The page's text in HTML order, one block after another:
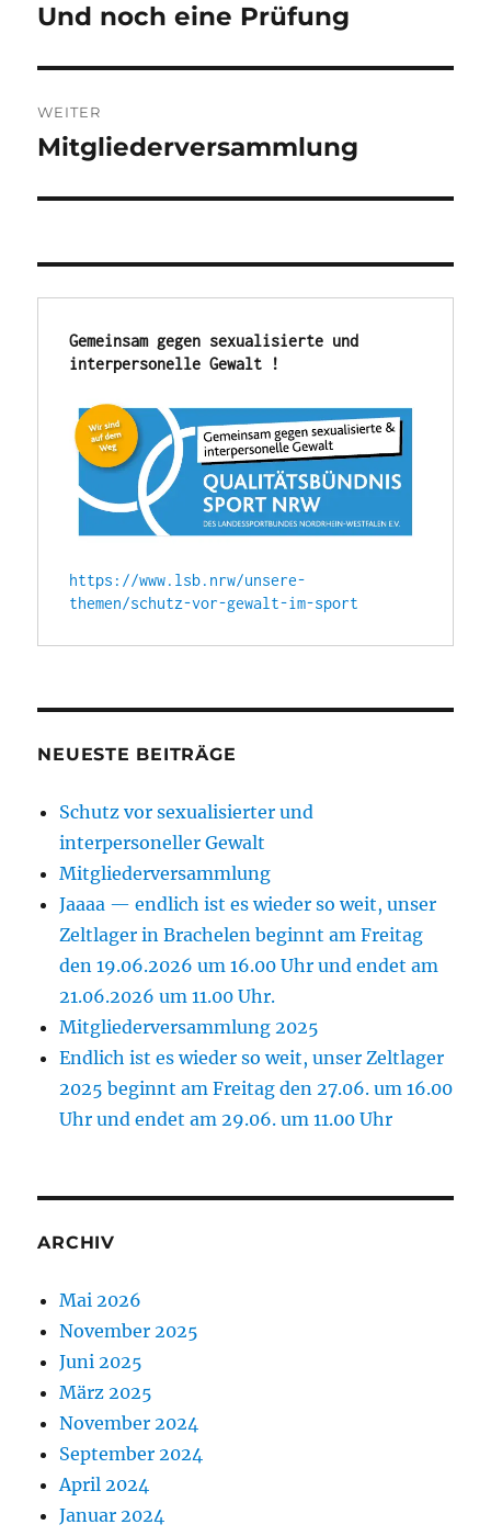
Vorheriger
Und noch eine Prüfung
WEITER
Nächster
Mitgliederversammlung
Gemeinsam gegen sexualisierte und
interpersonelle Gewalt !
https://www.lsb.nrw/unsere-
themen/schutz-vor-gewalt-im-sport
NEUESTE BEITRÄGE
Schutz vor sexualisierter und
interpersoneller Gewalt
Mitgliederversammlung
Jaaaa — endlich ist es wieder so weit, unser
Zeltlager in Brachelen beginnt am Freitag
den 19.06.2026 um 16.00 Uhr und endet am
21.06.2026 um 11.00 Uhr.
Mitgliederversammlung 2025
Endlich ist es wieder so weit, unser Zeltlager
2025 beginnt am Freitag den 27.06. um 16.00
Uhr und endet am 29.06. um 11.00 Uhr
ARCHIV
Mai 2026
November 2025
Juni 2025
März 2025
November 2024
September 2024
April 2024
Januar 2024